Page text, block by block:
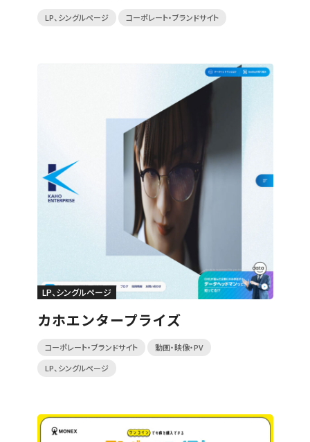
LP、シングルページ コーポレート・ブランドサイト
LP、シングルページ
カホエンタープライズ
コーポレート・ブランドサイト 動画・映像・PV
LP、シングルページ